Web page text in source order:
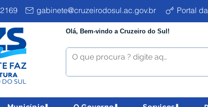
gabinete@cruzeirodosul.ac.gov.br Portal
Olá, Bem-vindo a Cruzeiro do Sul!